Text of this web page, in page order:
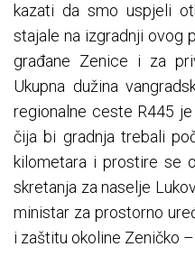
kazati da smo uspjeli
stajale na izgradnji ovog
građane Zenice i za
Ukupna dužina
regionalne ceste R445
čija bi gradnja trebali
kilometara i prostire se
skretanja za naselje
ministar za prostorno
i zaštitu okoline Zeničko